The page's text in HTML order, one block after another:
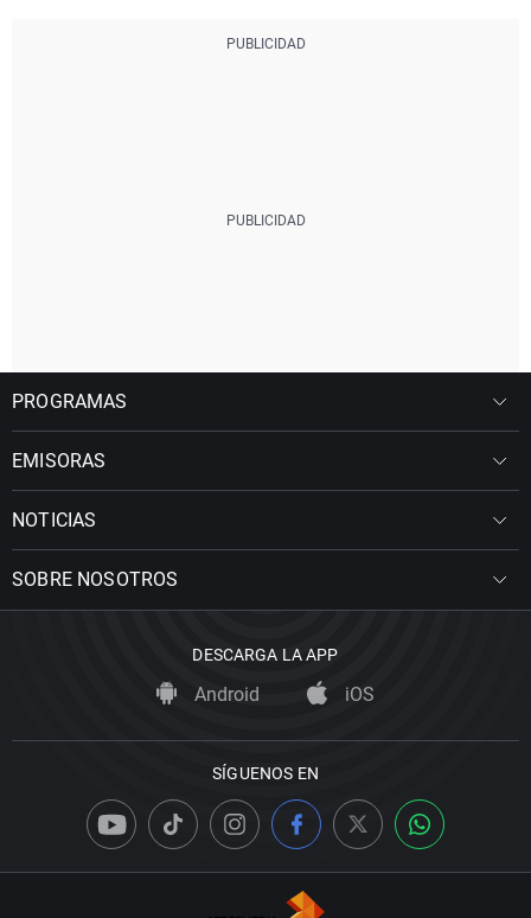
PROGRAMAS
EMISORAS
NOTICIAS
SOBRE NOSOTROS
DESCARGA LA APP
Android iOS
SÍGUENOS EN